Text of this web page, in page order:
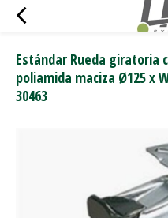
Estándar Rueda giratoria
poliamida maciza Ø125 x
30463